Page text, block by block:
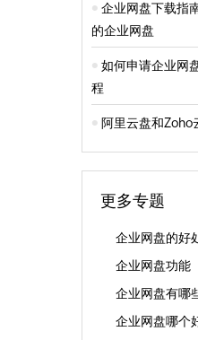
企业网盘下载指
的企业网盘
如何申请企业网
程
阿里云盘和Zoho
更多专题
企业网盘的好
企业网盘功能
企业网盘有哪
企业网盘哪个